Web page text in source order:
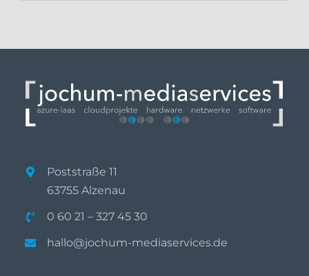
Poststraße 11
63755 Alzenau
0 60 21 – 327 45 30
hallo@jochum-mediaservices.de